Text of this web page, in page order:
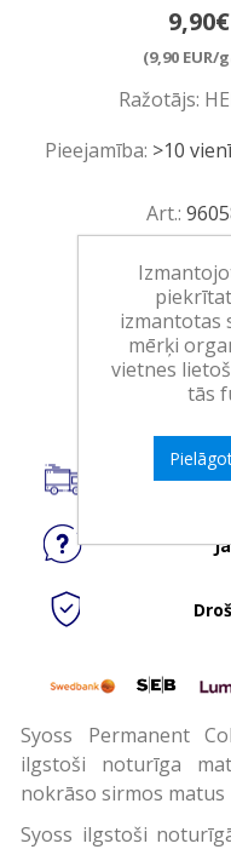
9,90€
(9,90 EUR/
Ražotājs:
Pieejamība: >10
Art.:
Minimālais
Ielikt
Syoss Permanent
ilgstoši noturīga
nokrāso sirmos matus
Syoss ilgstoši
izmantotas
mērķi
vietnes
tās